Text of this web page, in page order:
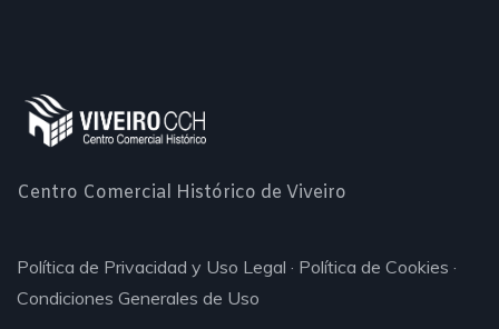
Centro Comercial Histórico de Viveiro
Política de Privacidad y Uso Legal · Política de Cookies ·
Condiciones Generales de Uso